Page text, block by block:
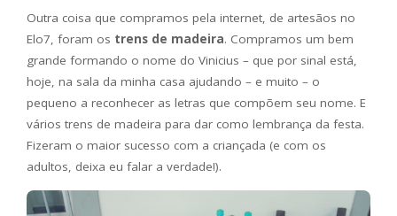
Outra coisa que compramos pela internet, de artesãos no
Elo7, foram os trens de madeira. Compramos um bem
grande formando o nome do Vinicius – que por sinal está,
hoje, na sala da minha casa ajudando – e muito – o
pequeno a reconhecer as letras que compõem seu nome. E
vários trens de madeira para dar como lembrança da festa.
Fizeram o maior sucesso com a criançada (e com os
adultos, deixa eu falar a verdade!).